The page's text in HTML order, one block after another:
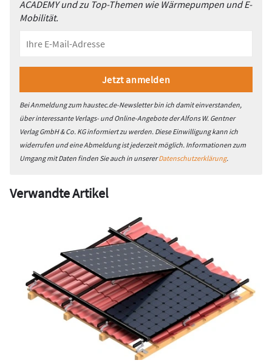
ACADEMY und zu Top-Themen wie Wärmepumpen und E-
Mobilität.
Bei Anmeldung zum haustec.de-Newsletter bin ich damit einverstanden,
über interessante Verlags- und Online-Angebote der Alfons W. Gentner
Verlag GmbH & Co. KG informiert zu werden. Diese Einwilligung kann ich
widerrufen und eine Abmeldung ist jederzeit möglich. Informationen zum
Umgang mit Daten finden Sie auch in unsererDatenschutzerklärung.
Verwandte Artikel